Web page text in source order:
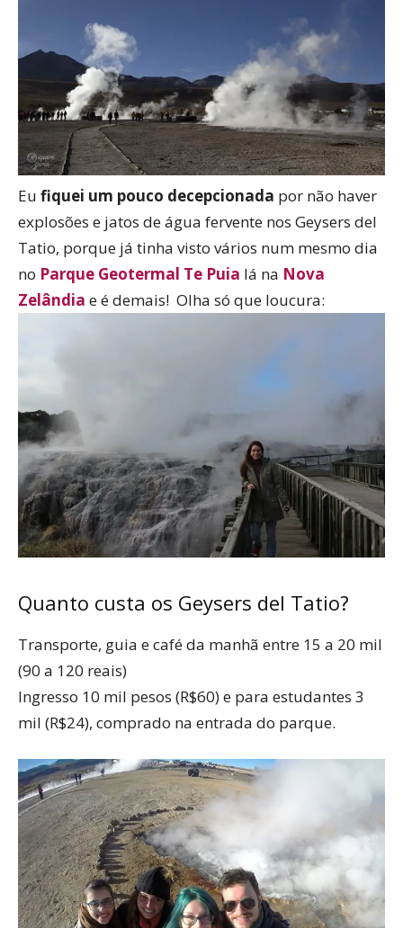
Eu fiquei um pouco decepcionada por não haver
explosões e jatos de água fervente nos Geysers del
Tatio, porque já tinha visto vários num mesmo dia
no Parque Geotermal Te Puia lá na Nova
Zelândia e é demais! Olha só que loucura:
Quanto custa os Geysers del Tatio?
Transporte, guia e café da manhã entre 15 a 20 mil
(90 a 120 reais)
Ingresso 10 mil pesos (R$60) e para estudantes 3
mil (R$24), comprado na entrada do parque.